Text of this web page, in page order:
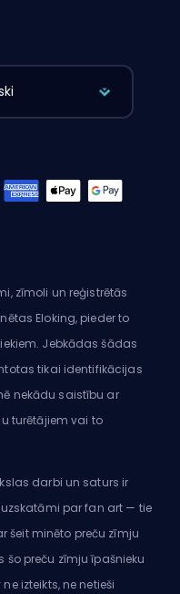
zīmoli un reģistrētās
Eloking, pieder to
Jebkādas šādas
tikai identifikācijas
nekādu saistību ar
turētājiem vai to
darbi un saturs ir
par fan art — tie
šeit minēto preču zīmju
šo preču zīmju īpašnieku
izteikts, ne netieši